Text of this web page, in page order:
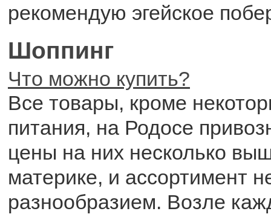
рекомендую эгейское
Шоппинг
Что можно купить?
Все товары, кроме
питания, на Родосе
цены на них несколько
материке, и ассортимент
разнообразием. Возле